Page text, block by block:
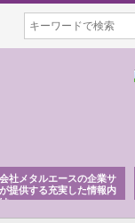
社メタルエースの企業サ
提供する充実した情報内